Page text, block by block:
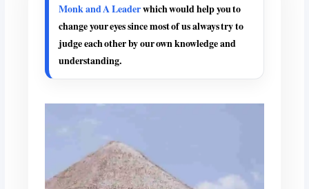
Monk and A Leaderwhich would help you to
change your eyes since most of us always try to
judge each other by our own knowledge and
understanding.